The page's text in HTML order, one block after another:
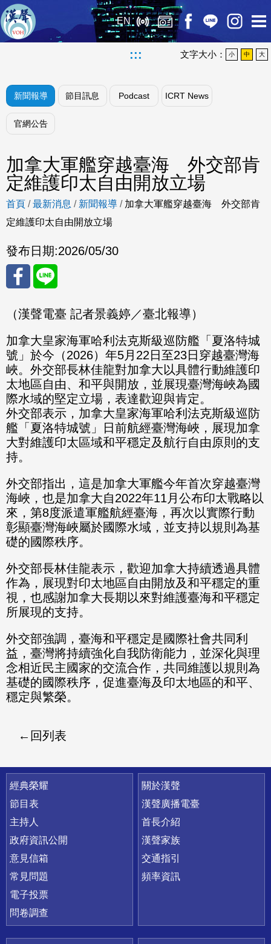
EN
::: 文字大小： 小 中 大
新聞報導 節目訊息 Podcast ICRT News
官網公告
加拿大軍艦穿越臺海 外交部肯
定維護印太自由開放立場
首頁 /最新消息 / 新聞報導 / 加拿大軍艦穿越臺海 外交部肯
定維護印太自由開放立場
發布日期:2026/05/30
分享
至
Fac
eBo
ok
分享
至
Line
（漢聲電臺 記者景義婷／臺北報導）
加拿大皇家海軍哈利法克斯級巡防艦「夏洛特城
號」於今（2026）年5月22日至23日穿越臺灣海
峽。外交部長林佳龍對加拿大以具體行動維護印
太地區自由、和平與開放，並展現臺灣海峽為國
際水域的堅定立場，表達歡迎與肯定。
外交部表示，加拿大皇家海軍哈利法克斯級巡防
艦「夏洛特城號」日前航經臺灣海峽，展現加拿
大對維護印太區域和平穩定及航行自由原則的支
持。
外交部指出，這是加拿大軍艦今年首次穿越臺灣
海峽，也是加拿大自2022年11月公布印太戰略以
來，第8度派遣軍艦航經臺海，再次以實際行動
彰顯臺灣海峽屬於國際水域，並支持以規則為基
礎的國際秩序。
外交部長林佳龍表示，歡迎加拿大持續透過具體
作為，展現對印太地區自由開放及和平穩定的重
視，也感謝加拿大長期以來對維護臺海和平穩定
所展現的支持。
外交部強調，臺海和平穩定是國際社會共同利
益，臺灣將持續強化自我防衛能力，並深化與理
念相近民主國家的交流合作，共同維護以規則為
基礎的國際秩序，促進臺海及印太地區的和平、
穩定與繁榮。
回列表
快速連結
經典榮耀
節目表
主持人
政府資訊公開
意見信箱
常見問題
電子投票
問卷調查
關於漢聲
漢聲廣播電臺
首長介紹
漢聲家族
交通指引
頻率資訊